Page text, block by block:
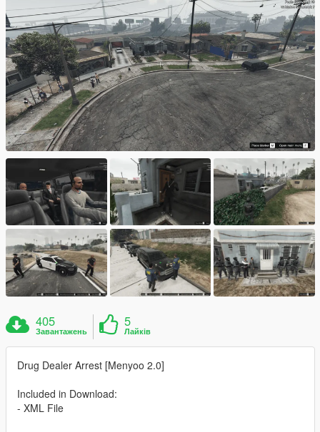
405
Завантажень
5
Лайків
Drug Dealer Arrest [Menyoo 2.0]
Included in Download:
- XML File